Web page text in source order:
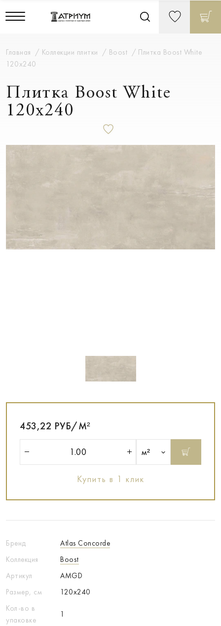
Главная Коллекции плитки Boost
Плитка Boost White
120x240
Плитка Boost White
120x240
Бренд
Atlas Concorde
Коллекция
Boost
Артикул
AMGD
Размер, см
120x240
Кол-во в
упаковке
1
453,22 РУБ/М²
м²
Купить в 1 клик